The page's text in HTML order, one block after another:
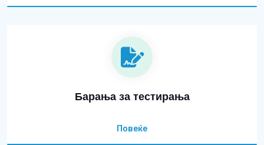
Барања за тестирања
Повеќе